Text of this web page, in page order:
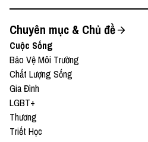
Chuyên mục & Chủ đề
Cuộc Sống
Bảo Vệ Môi Trường
Chất Lượng Sống
Gia Đình
LGBT+
Thương
Triết Học